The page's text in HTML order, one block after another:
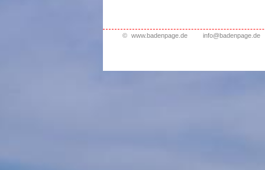
© www.badenpage.de info@badenpage.de